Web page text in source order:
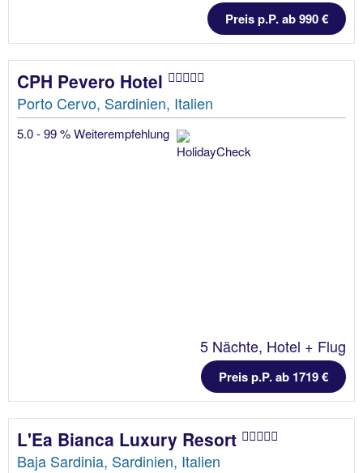
Preis p.P. ab 990 €
CPH Pevero Hotel
Porto Cervo, Sardinien, Italien
5.0 - 99 % Weiterempfehlung
5 Nächte, Hotel + Flug
Preis p.P. ab 1719 €
L'Ea Bianca Luxury Resort
Baja Sardinia, Sardinien, Italien